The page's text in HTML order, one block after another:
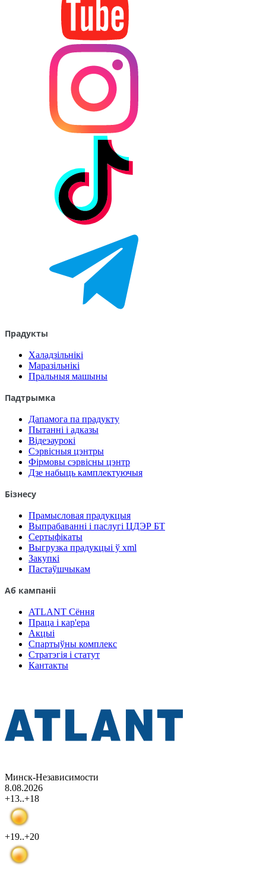
Прадукты
Халадзільнікі
Маразільнікі
Пральныя машыны
Падтрымка
Дапамога па прадукту
Пытанні і адказы
Відеэаурокі
Сэрвісныя цэнтры
Фірмовы сэрвісны цэнтр
Дзе набыць камплектуючыя
Бізнесу
Прамысловая прадукцыя
Выпрабаванні і паслугі ЦДЭР БТ
Сертыфікаты
Выгрузка прадукцыі ў xml
Закупкі
Пастаўшчыкам
Аб кампаніі
ATLANT Сёння
Праца і кар'ера
Акцыі
Спартыўны комплекс
Стратэгія і статут
Кантакты
Минск-Независимости
8.08.2026
+13..+18
+19..+20